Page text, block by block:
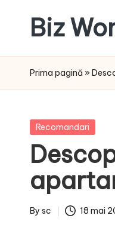
content
Biz
ta,
succesul
Prima pagină »
Posted
Recomandari
Posted
By sc 18 mai